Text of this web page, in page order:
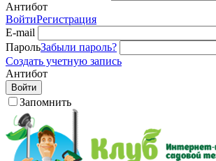
Антибот
ВойтиРегистрация
E-mail
ПарольЗабыли пароль?
Создать учетную запись
Антибот
Войти
Запомнить